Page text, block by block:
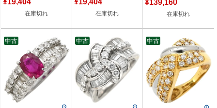
¥19,404
在庫切れ
¥19,404
在庫切れ
¥139,160
在庫切れ
中古 中古 中古